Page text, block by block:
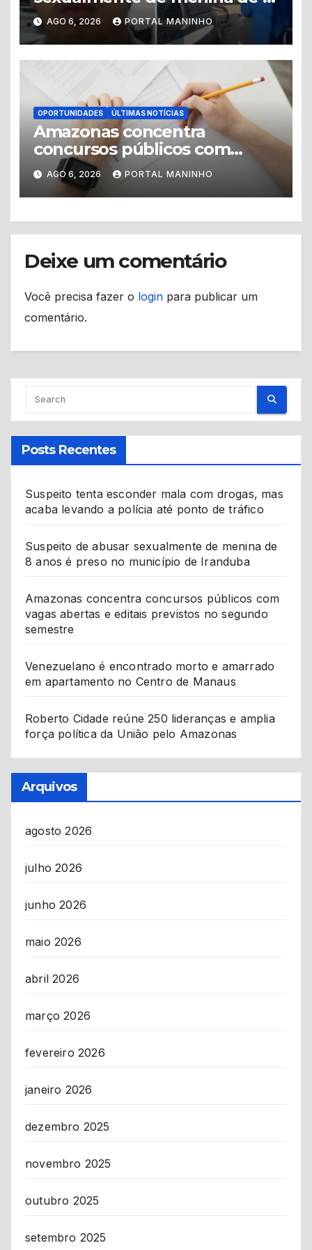
anos é preso no município de
Iranduba
AGO 6, 2026 PORTAL MANINHO
OPORTUNIDADES ÚLTIMAS NOTÍCIAS
Amazonas concentra
concursos públicos com
vagas abertas e editais
previstos no segundo
semestre
AGO 6, 2026 PORTAL MANINHO
Deixe um comentário
Você precisa fazer o login para publicar um
comentário.
Posts Recentes
Suspeito tenta esconder mala com drogas, mas
acaba levando a polícia até ponto de tráfico
Suspeito de abusar sexualmente de menina de
8 anos é preso no município de Iranduba
Amazonas concentra concursos públicos com
vagas abertas e editais previstos no segundo
semestre
Venezuelano é encontrado morto e amarrado
em apartamento no Centro de Manaus
Roberto Cidade reúne 250 lideranças e amplia
força política da União pelo Amazonas
Arquivos
agosto 2026
julho 2026
junho 2026
maio 2026
abril 2026
março 2026
fevereiro 2026
janeiro 2026
dezembro 2025
novembro 2025
outubro 2025
setembro 2025